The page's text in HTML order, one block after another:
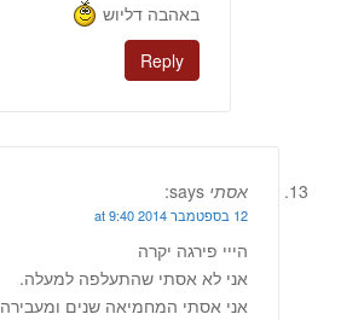
באהבה דליוש
Reply
אסתי says:
12 בספטמבר 2014 at 9:40
הייי פירגה יקרה
אני לא אסתי שהתעלפה למעלה.
אני אסתי המחמיאה שנים ומעבירה